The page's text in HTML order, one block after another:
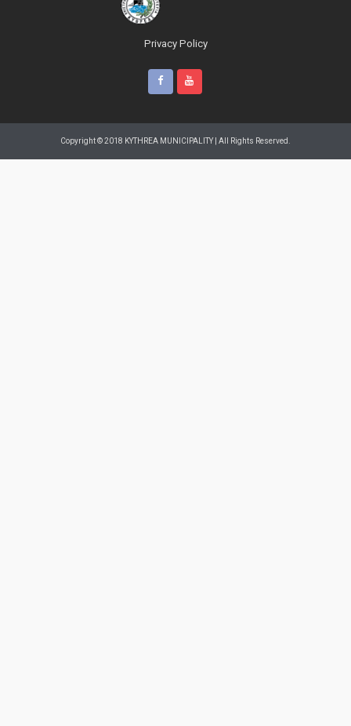
Privacy Policy
Copyright © 2018 KYTHREA MUNICIPALITY | All Rights Reserved.